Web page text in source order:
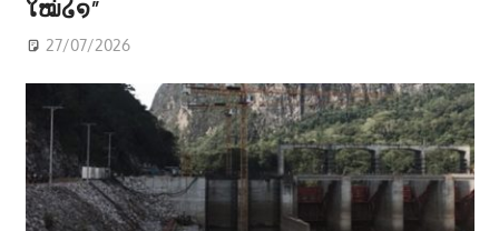
ໃໝ່໒໑”
27/07/2026